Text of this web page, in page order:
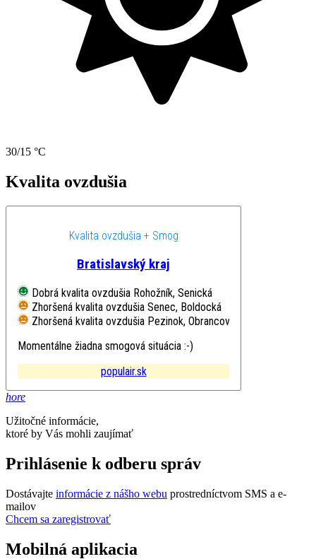
30/15 °C
Kvalita ovzdušia
Kvalita ovzdušia + Smog
Bratislavský kraj
Dobrá kvalita ovzdušia Rohožník, Senická
Zhoršená kvalita ovzdušia Senec, Boldocká
Zhoršená kvalita ovzdušia Pezinok, Obrancov mieru
Momentálne žiadna smogová situácia :-)
populair.sk
hore
Užitočné informácie,
ktoré by Vás mohli zaujímať
Prihlásenie k odberu správ
Dostávajte informácie z nášho webu prostredníctvom SMS a e-
mailov
Chcem sa zaregistrovať
Mobilná aplikacia